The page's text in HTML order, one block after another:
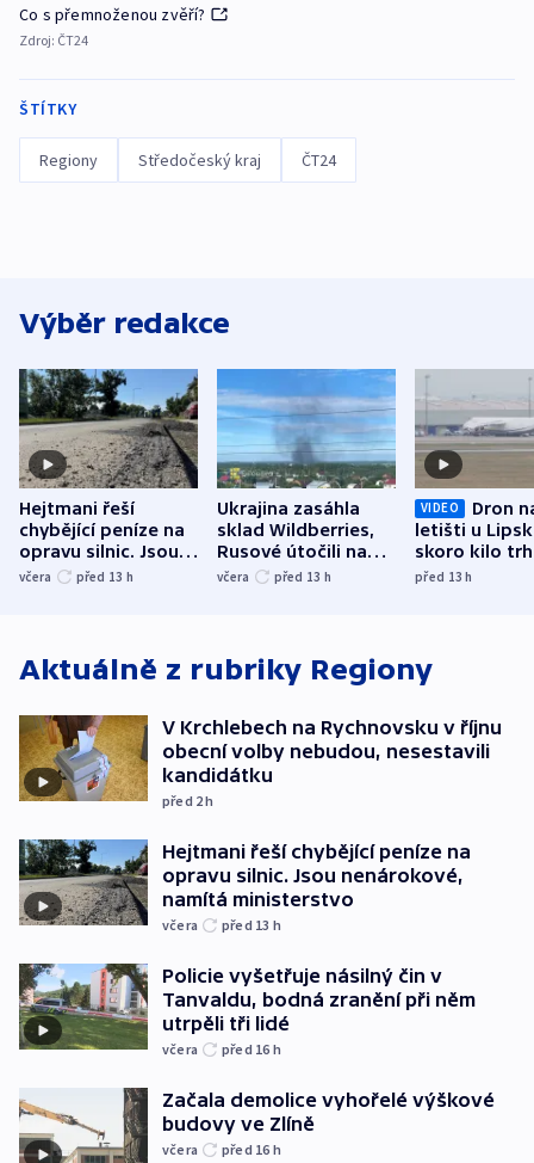
Co s přemnoženou zvěří?
Zdroj: ČT24
ŠTÍTKY
Regiony Středočeský kraj ČT24
Výběr redakce
Hejtmani řeší
chybějící peníze na
opravu silnic. Jsou
nenárokové, namítá
včera před 13 h
Ukrajina zasáhla
sklad Wildberries,
Rusové útočili na
trh, hasiče či
včera před 13 h
VIDEO
Dron
letišti u
skoro kilo
indicie
před 13h
Aktuálně z rubriky Regiony
V Krchlebech na Rychnovsku v říjnu
obecní volby nebudou, nesestavili
kandidátku
před 2h
Hejtmani řeší chybějící peníze na
opravu silnic. Jsou nenárokové,
namítá ministerstvo
včera před 13 h
Policie vyšetřuje násilný čin v
Tanvaldu, bodná zranění při něm
utrpěli tři lidé
včera před 16 h
Začala demolice vyhořelé výškové
budovy ve Zlíně
včera před 16 h